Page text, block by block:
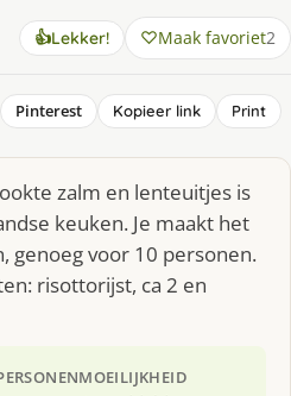
👍Lekker! Maak favoriet2
Pinterest Kopieer link Print
zalm en lenteuitjes is
keuken. Je maakt het
genoeg voor 10 personen.
risottorijst, ca 2 en
MOEILIJKHEID